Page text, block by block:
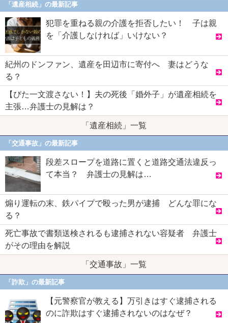
「遺産相続」の最新記事
犯罪を重ねる親の介護を拒否したい！ 子は親
を「介護しなければ」いけない？
紀州のドンファン、遺産を田辺市に寄付へ 妻はどうな
る？
【びた一文渡さない！】夫の死後「婚外子」が遺産相続を
主張…弁護士の見解は？
「遺産相続」一覧
「交通事故」の最新記事
段差スロープを道路に置くと道路交通法違反っ
て本当？ 弁護士の見解は…
煽り運転の末、鉄パイプで殴った男が逮捕 どんな罪にな
る？
死亡事故で書類送検されるも逮捕されない容疑者 弁護士
がその理由を解説
「交通事故」一覧
「詐欺」の最新記事
【元警察官が教える】万引きはすぐ逮捕される
のに詐欺はすぐ逮捕されないのはなぜ？